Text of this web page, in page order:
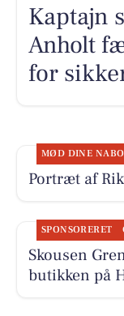
Kaptajn
Anholt
for
MØD DINE
Portræt af
SPONSORERET
Skousen
butikken på